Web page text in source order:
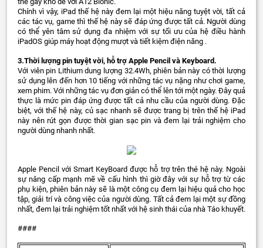
Chính vì vậy, iPad thế hệ này đem lại một hiệu năng tuyệt vời, tất cả
các tác vụ, game thì thế hệ này sẽ đáp ứng được tất cả. Người dùng
có thể yên tâm sử dụng đa nhiệm với sự tối ưu của hệ điều hành
iPadOS giúp máy hoạt động mượt và tiết kiệm điện năng .
3.Thời lượng pin tuyệt vời, hỗ trợ Apple Pencil và Keyboard.
Với viên pin Lithium dung lượng 32.4Wh, phiên bản này có thời lượng
sử dụng lên đến hơn 10 tiếng với những tác vụ nặng như chơi game,
xem phim. Với những tác vụ đơn giản có thể lên tới một ngày. Đây quả
thực là mức pin đáp ứng được tất cả nhu cầu của người dùng. Đặc
biệt, với thế hệ này, củ sạc nhanh sẽ được trang bị trên thế hệ iPad
này nên rút gọn được thời gian sạc pin và đem lại trải nghiệm cho
người dùng nhanh nhất.
Apple Pencil với Smart KeyBoard được hỗ trợ trên thé hệ này. Ngoài
sự nâng cấp mạnh mẽ về cấu hình thì giờ đây với sự hỗ trợ từ các
phụ kiện, phiên bản này sẽ là một công cụ đem lại hiệu quả cho học
tập, giải trí và công việc của người dùng. Tất cả đem lại một sự đồng
nhất, đem lại trải nghiệm tốt nhất với hệ sinh thái của nhà Táo khuyết.
####